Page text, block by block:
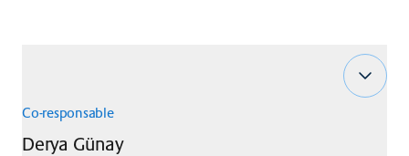
Co-responsable
Derya Günay